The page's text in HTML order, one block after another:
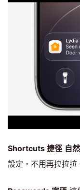
Shortcuts 捷徑 自
設定，不用再拉拉拉